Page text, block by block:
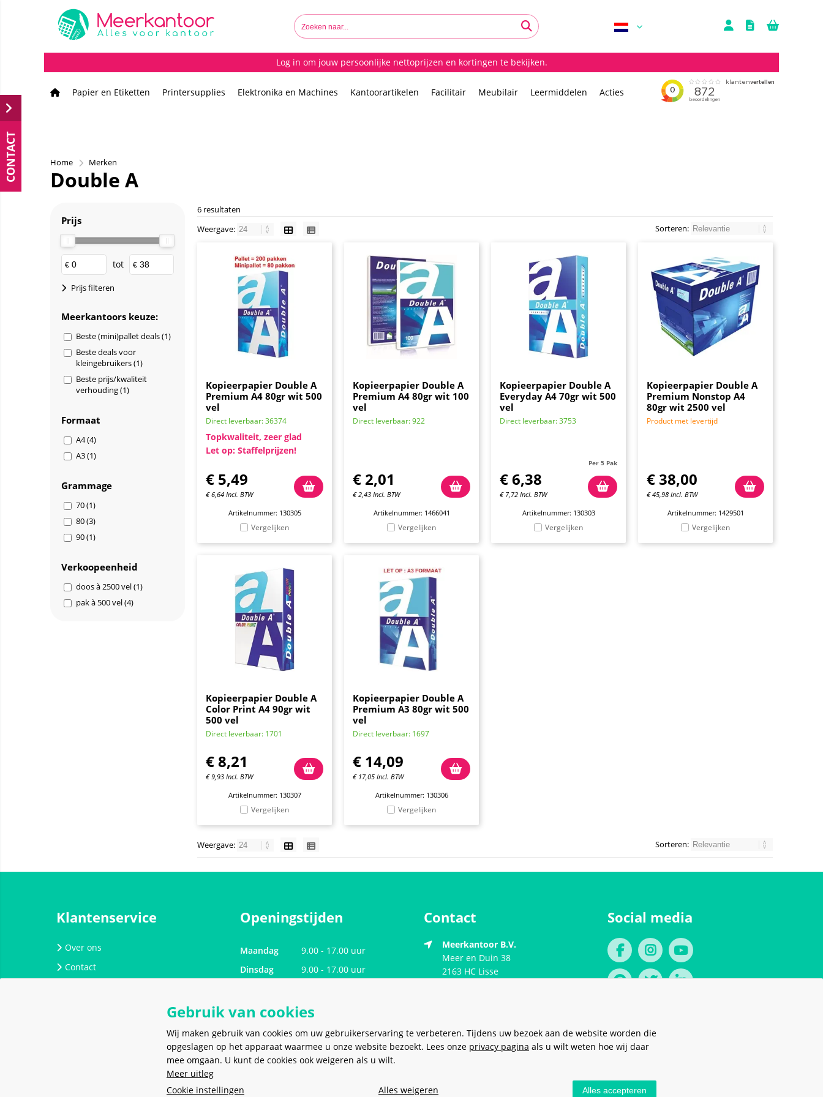
Log in om jouw persoonlijke nettoprijzen en kortingen te bekijken.
Papier en Etiketten Printersupplies Elektronika en Machines Kantoorartikelen Facilitair Meubilair Leermiddelen Acties
Home Merken
Double A
Prijs
€ tot €
Prijs filteren
Meerkantoors keuze:
Beste (mini)pallet deals (1)
Beste deals voor
kleingebruikers (1)
Beste prijs/kwaliteit
verhouding (1)
Formaat
A4 (4)
A3 (1)
Grammage
70 (1)
80 (3)
90 (1)
Verkoopeenheid
doos à 2500 vel (1)
pak à 500 vel (4)
6 resultaten
Weergave:
Sorteren:
Kopieerpapier Double A
Premium A4 80gr wit 500
vel
Direct leverbaar: 36374
Topkwaliteit, zeer glad
Let op: Staffelprijzen!
€ 5,49
€6,64 Incl. BTW
Artikelnummer: 130305
Vergelijken
Kopieerpapier Double A
Premium A4 80gr wit 100
vel
Direct leverbaar: 922
€ 2,01
€2,43 Incl. BTW
Artikelnummer: 1466041
Vergelijken
Kopieerpapier Double A
Everyday A4 70gr wit 500
vel
Direct leverbaar: 3753
Per 5 Pak
€6,38
€ 7,72 Incl. BTW
Artikelnummer: 130303
Vergelijken
Kopieerpapier Double A
Premium Nonstop A4
80gr wit 2500 vel
Product met levertijd
€ 38,00
€45,98 Incl. BTW
Artikelnummer: 1429501
Vergelijken
Kopieerpapier Double A
Color Print A4 90gr wit
500 vel
Direct leverbaar: 1701
€8,21
€9,93 Incl. BTW
Artikelnummer: 130307
Vergelijken
Kopieerpapier Double A
Premium A3 80gr wit 500
vel
Direct leverbaar: 1697
€ 14,09
€ 17,05 Incl. BTW
Artikelnummer: 130306
Vergelijken
Weergave: Sorteren:
Klantenservice
Over ons
Contact
Openingstijden
Maandag
9.00 - 17.00 uur
Dinsdag
9.00 - 17.00 uur
Donderdag
9.00 - 17.00 uur
Zaterdag
Gesloten
Zondag
Gesloten
Contact
Meerkantoor B.V.
Meer en Duin 38
2163 HC Lisse
0252 - 62 80 00
Social media
CONTACT
Gebruik van cookies
Wij maken gebruik van cookies om uw gebruikerservaring te verbeteren. Tijdens uw bezoek aan de website worden die
opgeslagen op het apparaat waarmee u onze website bezoekt. Lees onze privacy pagina als u wilt weten hoe wij daar
mee omgaan. U kunt de cookies ook weigeren als u wilt.
Meer uitleg
Cookie instellingen
Alles weigeren Alles accepteren